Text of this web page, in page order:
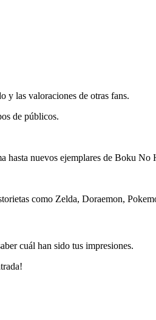
y las valoraciones de otras fans.
de públicos.
nuevos ejemplares de Boku No
como Zelda, Doraemon,
cuál han sido tus impresiones.